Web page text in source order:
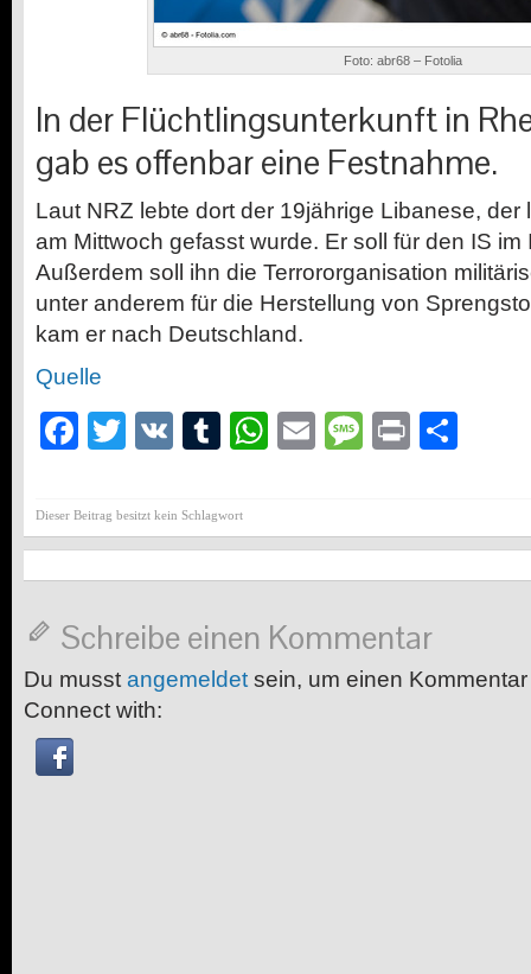
Foto: abr68 – Fotolia
In der Flüchtlingsunterkunft in
gab es offenbar eine Festnahme.
Laut NRZ lebte dort der 19jährige Libanese, der
am Mittwoch gefasst wurde. Er soll für den IS
Außerdem soll ihn die Terrororganisation
unter anderem für die Herstellung von
kam er nach Deutschland.
Quelle
Facebook
Twitter
VK Tumblr
WhatsApp
EmailMessage
Print
Dieser Beitrag besitzt kein Schlagwort
Schreibe einen Kommentar
Du musst angemeldet sein, um einen
Connect with: